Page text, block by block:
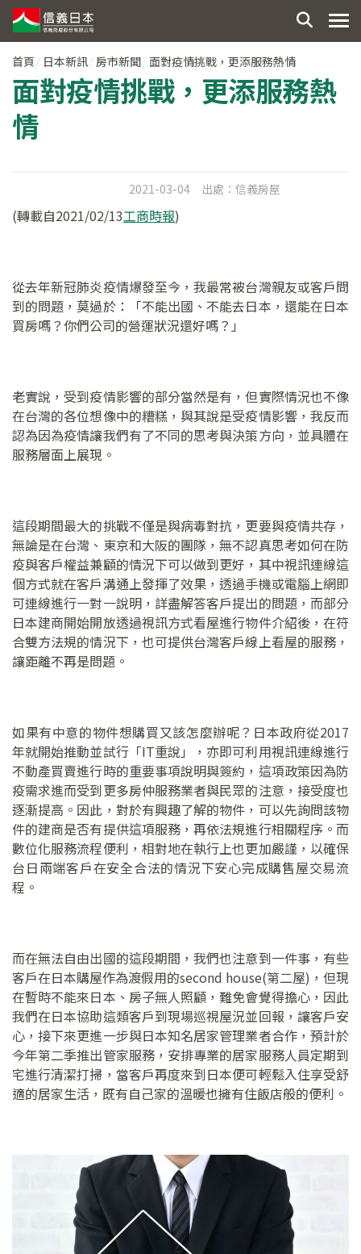
首頁 日本新訊 房市新聞 面對疫情挑戰，更添服務熱情
面對疫情挑戰，更添服務熱
情
2021-03-04 出處： 信義房屋
(轉載自2021/02/13工商時報)
從去年新冠肺炎疫情爆發至今，我最常被台灣親友或客戶問
到的問題，莫過於：「不能出國、不能去日本，還能在日本
買房嗎？你們公司的營運狀況還好嗎？」
老實說，受到疫情影響的部分當然是有，但實際情況也不像
在台灣的各位想像中的糟糕，與其說是受疫情影響，我反而
認為因為疫情讓我們有了不同的思考與決策方向，並具體在
服務層面上展現。
這段期間最大的挑戰不僅是與病毒對抗，更要與疫情共存，
無論是在台灣、東京和大阪的團隊，無不認真思考如何在防
疫與客戶權益兼顧的情況下可以做到更好，其中視訊連線這
個方式就在客戶溝通上發揮了效果，透過手機或電腦上網即
可連線進行一對一說明，詳盡解答客戶提出的問題，而部分
日本建商開始開放透過視訊方式看屋進行物件介紹後，在符
合雙方法規的情況下，也可提供台灣客戶線上看屋的服務，
讓距離不再是問題。
如果有中意的物件想購買又該怎麼辦呢？日本政府從2017
年就開始推動並試行「IT重說」，亦即可利用視訊連線進行
不動產買賣進行時的重要事項說明與簽約，這項政策因為防
疫需求進而受到更多房仲服務業者與民眾的注意，接受度也
逐漸提高。因此，對於有興趣了解的物件，可以先詢問該物
件的建商是否有提供這項服務，再依法規進行相關程序。而
數位化服務流程便利，相對地在執行上也更加嚴謹，以確保
台日兩端客戶在安全合法的情況下安心完成購售屋交易流
程。
而在無法自由出國的這段期間，我們也注意到一件事，有些
客戶在日本購屋作為渡假用的second house(第二屋)，但現
在暫時不能來日本、房子無人照顧，難免會覺得擔心，因此
我們在日本協助這類客戶到現場巡視屋況並回報，讓客戶安
心，接下來更進一步與日本知名居家管理業者合作，預計於
今年第二季推出管家服務，安排專業的居家服務人員定期到
宅進行清潔打掃，當客戶再度來到日本便可輕鬆入住享受舒
適的居家生活，既有自己家的溫暖也擁有住飯店般的便利。